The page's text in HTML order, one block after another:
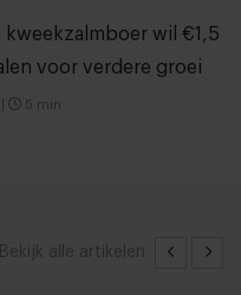
kweekzalmboer wil €1,5
voor verdere groei
5 min
Bekijk alle artikelen